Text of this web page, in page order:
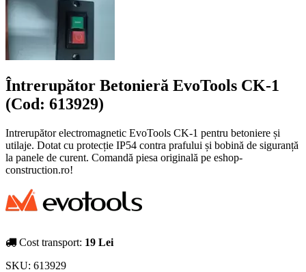
Întrerupător Betonieră EvoTools CK-1
(Cod: 613929)
Intrerupător electromagnetic EvoTools CK-1 pentru betoniere și
utilaje. Dotat cu protecție IP54 contra prafului și bobină de siguranță
la panele de curent. Comandă piesa originală pe eshop-
construction.ro!
Cost transport: 19 Lei
SKU: 613929